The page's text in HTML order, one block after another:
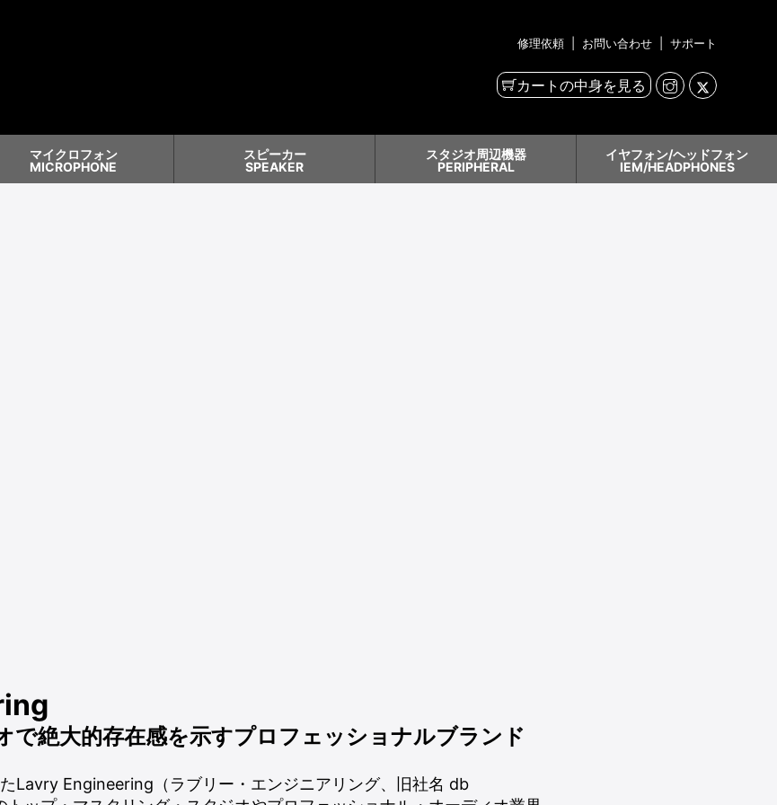
修理依頼 お問い合わせ サポート
カートの中身を見る
マイクロフォン
MICROPHONE
スピーカー
SPEAKER
スタジオ周辺機器
PERIPHERAL
イヤフォン/ヘッドフォン
IEM/HEADPHONES
で絶大的存在感を示すプロフェッショナルブランド
Lavry Engineering（ラブリー・エンジニアリング、旧社名 db